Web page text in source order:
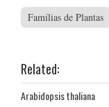
Famílias de Plantas
Related:
Arabidopsis thaliana